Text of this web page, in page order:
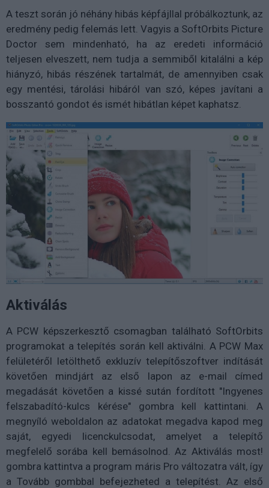
A teszt során jó néhány hibás képfájllal próbálkoztunk, az
eredmény pedig felemás lett. Vagyis a SoftOrbits Picture
Doctor sem mindenható, ha az eredeti információ
teljesen elveszett, nem tudja a semmiből kitalálni a kép
hiányzó, hibás részének tartalmát, de amennyiben csak
egy mentési, tárolási hibáról van szó, képes javítani a
bosszantó gondot és ismét hibátlan képet kaphatsz.
Aktiválás
A PCW képszerkesztő csomagban található SoftOrbits
programokat a telepítés során kell aktiválni. A PCW Max
felületéről letölthető exkluzív telepítőszoftver indítását
követően mindjárt az első lapon az e-mail címed
megadását követően a kissé sután fordított "Ingyenes
felszabadító-kulcs kérése" gombra kell kattintani. A
megnyíló weboldalon az adatokat megadva kapod meg
saját, egyedi licenckulcsodat, amelyet a telepítő
megfelelő sorába kell bemásolnod. Az Aktiválás most!
gombra kattintva a program máris Pro változatra vált, így
a Tovább gombbal befejezheted a telepítést. Az első